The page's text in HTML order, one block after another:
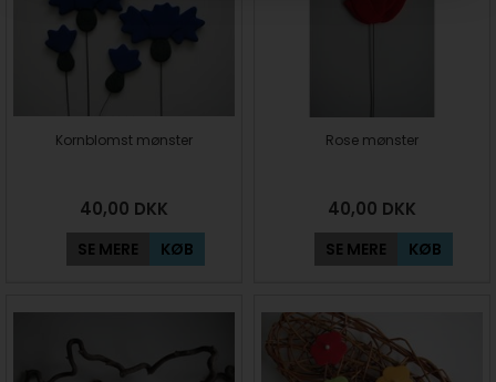
Kornblomst mønster
40,00 DKK
SE MERE KØB
Rose mønster
40,00 DKK
SE MERE KØB